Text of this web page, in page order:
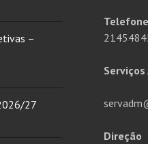
–
27
Telefone
Direção